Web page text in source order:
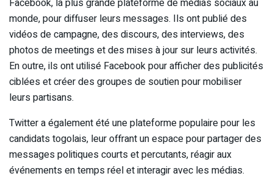
Facebook, la plus grande plateforme de médias sociaux au
monde, pour diffuser leurs messages. Ils ont publié des
vidéos de campagne, des discours, des interviews, des
photos de meetings et des mises à jour sur leurs activités.
En outre, ils ont utilisé Facebook pour afficher des publicités
ciblées et créer des groupes de soutien pour mobiliser
leurs partisans.
Twitter a également été une plateforme populaire pour les
candidats togolais, leur offrant un espace pour partager des
messages politiques courts et percutants, réagir aux
événements en temps réel et interagir avec les médias.